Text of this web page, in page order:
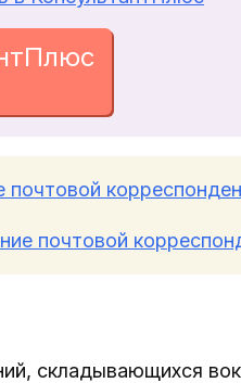
почтовой
почтовой
складывающихся